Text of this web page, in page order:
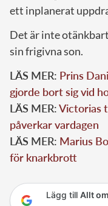
ett inplanerat
Det är inte
sin frigivna son.
LÄS MER: Prins
gjorde bort sig vid
LÄS MER:Victorias
påverkar vardagen
LÄS MER: Marius
för knarkbrott
Lägg till Allt